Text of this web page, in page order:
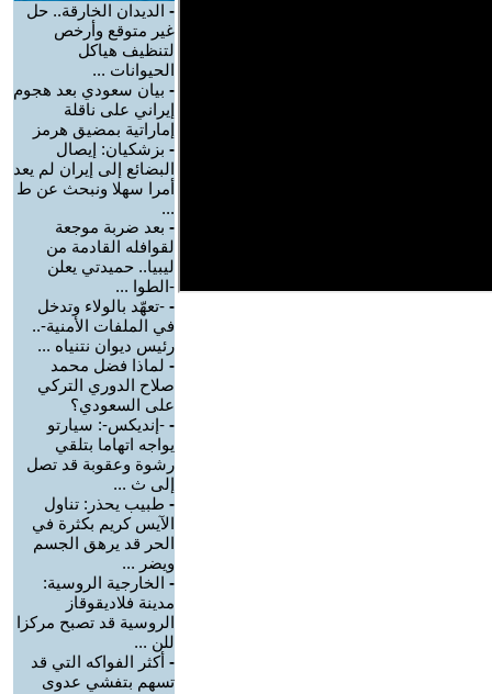
- الديدان الخارقة.. حل
غير متوقع وأرخص
لتنظيف هياكل
الحيوانات ...
- بيان سعودي بعد هجوم
إيراني على ناقلة
إماراتية بمضيق هرمز
- بزشكيان: إيصال
البضائع إلى إيران لم يعد
أمرا سهلا ونبحث عن ط
...
- بعد ضربة موجعة
لقوافله القادمة من
ليبيا.. حميدتي يعلن
-الطوا ...
- -تعهّد بالولاء وتدخل
في الملفات الأمنية-..
رئيس ديوان نتنياه ...
- لماذا فضل محمد
صلاح الدوري التركي
على السعودي؟
- -إنديكس-: سيارتو
يواجه اتهاما بتلقي
رشوة وعقوبة قد تصل
إلى ث ...
- طبيب يحذر: تناول
الآيس كريم بكثرة في
الحر قد يرهق الجسم
ويضر ...
- الخارجية الروسية:
مدينة فلاديقوقاز
الروسية قد تصبح مركزا
للن ...
- أكثر الفواكه التي قد
تسهم بتفشي عدوى